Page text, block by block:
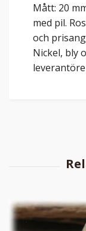
Mått: 20
med pil.
och
Nickel, bly